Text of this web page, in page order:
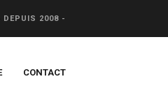
DEPUIS 2008 -
CONTACT